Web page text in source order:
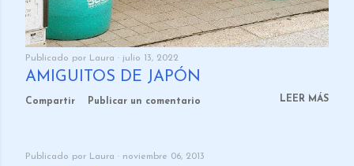
Publicado por Laura julio 13, 2022
AMIGUITOS DE JAPÓN
Compartir Publicar un comentario LEER MÁS
Publicado por Laura noviembre 06, 2013